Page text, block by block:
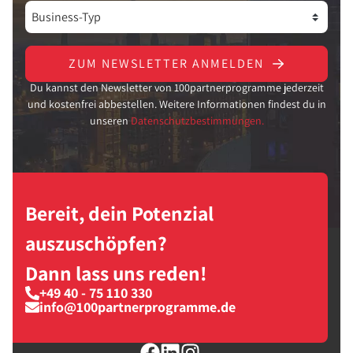
ZUM NEWSLETTER ANMELDEN
Du kannst den Newsletter von 100partnerprogramme jederzeit
und kostenfrei abbestellen. Weitere Informationen findest du in
unseren Datenschutzbestimmungen.
Bereit, dein Potenzial
auszuschöpfen?
Dann lass uns reden!
+49 40 - 75 110 330
info@100partnerprogramme.de